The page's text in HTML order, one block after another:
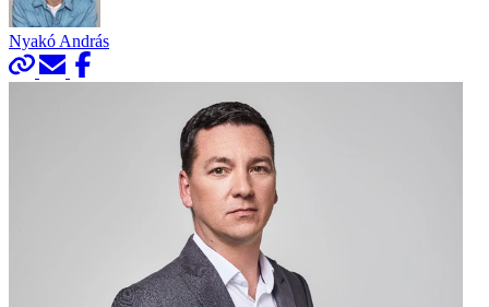
Nyakó András